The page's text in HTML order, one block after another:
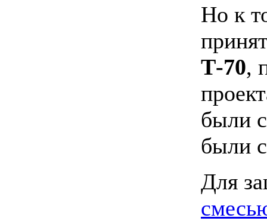
Но к
Т-70,
были
были
Для